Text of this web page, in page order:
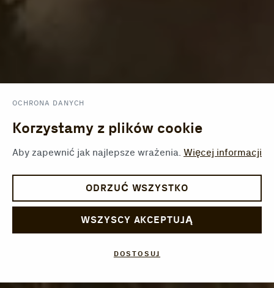
OCHRONA DANYCH
Korzystamy z plików cookie
Aby zapewnić jak najlepsze wrażenia. Więcej informacji
ODRZUĆ WSZYSTKO
WSZYSCY AKCEPTUJĄ
DOSTOSUJ